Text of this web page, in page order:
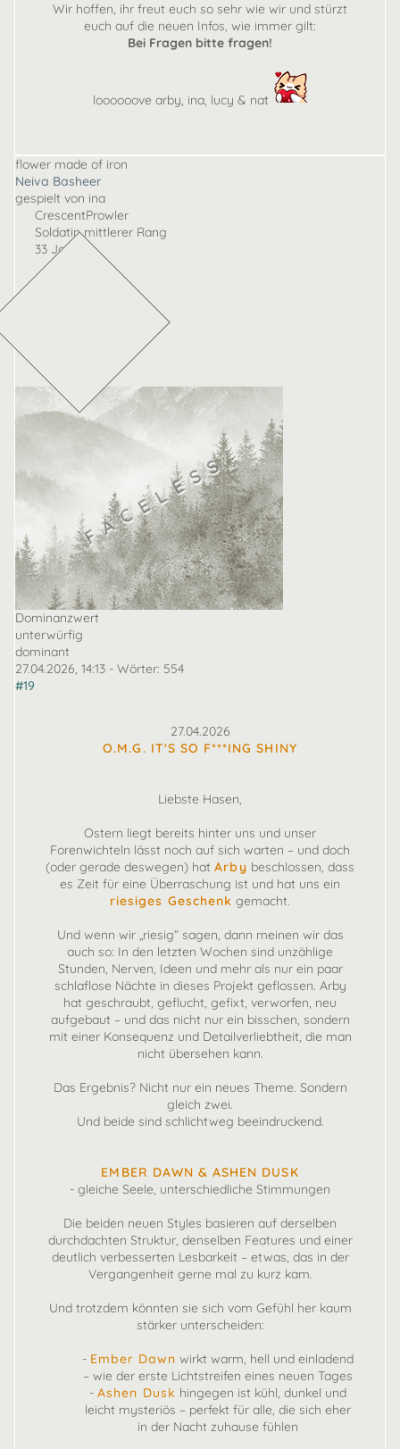
Wir hoffen, ihr freut euch so sehr wie wir und stürzt
euch auf die neuen Infos, wie immer gilt:
Bei Fragen bitte fragen!
loooooove arby, ina, lucy & nat
flower made of iron
Neiva Basheer
gespielt von ina
CrescentProwler
Soldatin mittlerer Rang
33 Jahre
Dominanzwert
unterwürfig
dominant
27.04.2026, 14:13 - Wörter: 554
#19
27.04.2026
O.M.G. IT'S SO F***ING SHINY
Liebste Hasen,
Ostern liegt bereits hinter uns und unser
Forenwichteln lässt noch auf sich warten – und doch
(oder gerade deswegen) hatArby beschlossen, dass
es Zeit für eine Überraschung ist und hat uns ein
riesiges Geschenk gemacht.
Und wenn wir „riesig“ sagen, dann meinen wir das
auch so: In den letzten Wochen sind unzählige
Stunden, Nerven, Ideen und mehr als nur ein paar
schlaflose Nächte in dieses Projekt geflossen. Arby
hat geschraubt, geflucht, gefixt, verworfen, neu
aufgebaut – und das nicht nur ein bisschen, sondern
mit einer Konsequenz und Detailverliebtheit, die man
nicht übersehen kann.
Das Ergebnis? Nicht nur ein neues Theme. Sondern
gleich zwei.
Und beide sind schlichtweg beeindruckend.
EMBER DAWN & ASHEN DUSK
- gleiche Seele, unterschiedliche Stimmungen
Die beiden neuen Styles basieren auf derselben
durchdachten Struktur, denselben Features und einer
deutlich verbesserten Lesbarkeit – etwas, das in der
Vergangenheit gerne mal zu kurz kam.
Und trotzdem könnten sie sich vom Gefühl her kaum
stärker unterscheiden:
- Ember Dawn wirkt warm, hell und einladend
– wie der erste Lichtstreifen eines neuen Tages
-Ashen Dusk hingegen ist kühl, dunkel und
leicht mysteriös – perfekt für alle, die sich eher
in der Nacht zuhause fühlen